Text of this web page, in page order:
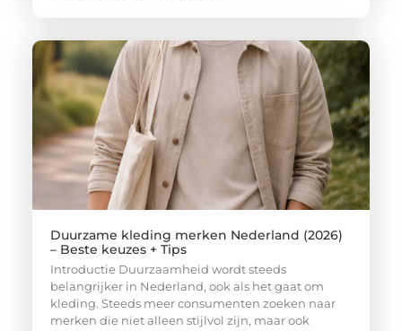
Duurzame kleding merken Nederland (2026)
– Beste keuzes + Tips
Introductie Duurzaamheid wordt steeds
belangrijker in Nederland, ook als het gaat om
kleding. Steeds meer consumenten zoeken naar
merken die niet alleen stijlvol zijn, maar ook